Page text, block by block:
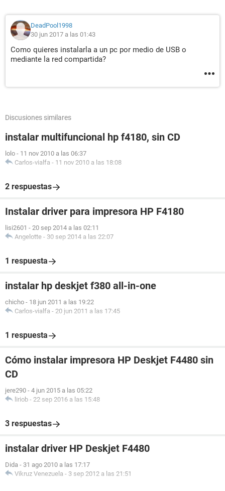
DeadPool1998
30 jun 2017 a las 01:43
Como quieres instalarla a un pc por medio de USB o
mediante la red compartida?
Discusiones similares
instalar multifuncional hp f4180, sin CD
lolo - 11 nov 2010 a las 06:37
Carlos-vialfa - 11 nov 2010 a las 18:08
2 respuestas
Instalar driver para impresora HP F4180
lisi2601 - 20 sep 2014 a las 02:11
Angelotte - 30 sep 2014 a las 22:07
1 respuesta
instalar hp deskjet f380 all-in-one
chicho - 18 jun 2011 a las 19:22
Carlos-vialfa - 20 jun 2011 a las 17:45
1 respuesta
Cómo instalar impresora HP Deskjet F4480 sin
CD
jere290 - 4 jun 2015 a las 05:22
liriob - 22 sep 2016 a las 15:48
3 respuestas
instalar driver HP Deskjet F4480
Dida - 31 ago 2010 a las 17:17
Vikruz Venezuela - 3 sep 2012 a las 21:51